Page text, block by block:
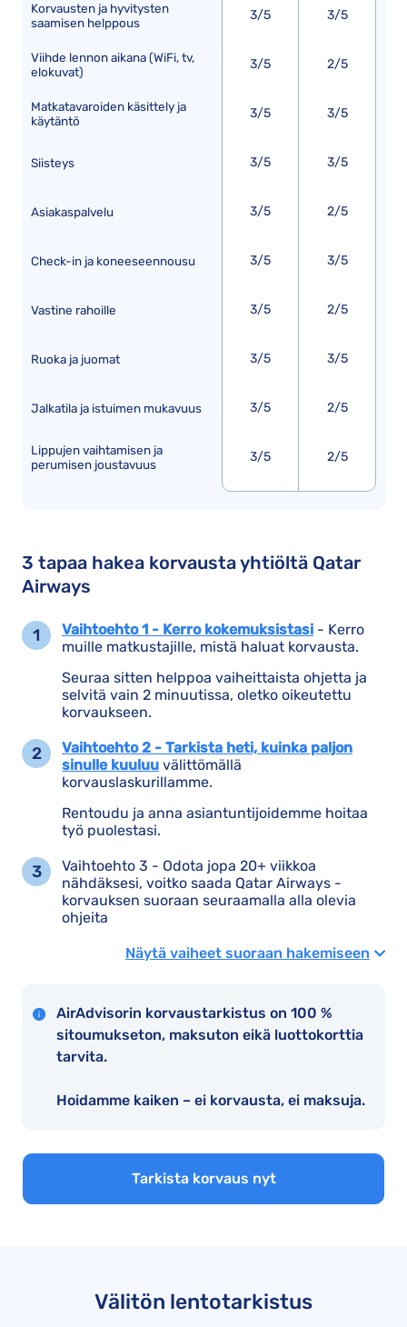
Korvausten ja hyvitysten
saamisen helppous
Viihde lennon aikana (WiFi, tv,
elokuvat)
Matkatavaroiden käsittely ja
käytäntö
Siisteys
Asiakaspalvelu
Check-in ja koneeseennousu
Vastine rahoille
Ruoka ja juomat
Jalkatila ja istuimen mukavuus
Lippujen vaihtamisen ja
perumisen joustavuus
3/5
3/5
3/5
3/5
3/5
3/5
3/5
3/5
3/5
3/5
3/5
2/5
3/5
3/5
2/5
3/5
2/5
3/5
2/5
2/5
3 tapaa hakea korvausta yhtiöltä Qatar
Airways
Vaihtoehto 1 - Kerro kokemuksistasi - Kerro
muille matkustajille, mistä haluat korvausta.
Seuraa sitten helppoa vaiheittaista ohjetta ja
selvitä vain 2 minuutissa, oletko oikeutettu
korvaukseen.
Vaihtoehto 2 - Tarkista heti, kuinka paljon
sinulle kuuluu välittömällä
korvauslaskurillamme.
Rentoudu ja anna asiantuntijoidemme hoitaa
työ puolestasi.
Vaihtoehto 3 - Odota jopa 20+ viikkoa
nähdäksesi, voitko saada Qatar Airways -
korvauksen suoraan seuraamalla alla olevia
ohjeita
Näytä vaiheet suoraan hakemiseen
AirAdvisorin korvaustarkistus on 100 %
sitoumukseton, maksuton eikä luottokorttia
tarvita.
Hoidamme kaiken – ei korvausta, ei maksuja.
Tarkista korvaus nyt
Välitön lentotarkistus